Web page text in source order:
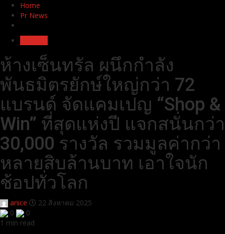
Home
Pr News
ห้างเซ็นทรัล ผนึกกำลัง
พันธมิตรยักษ์ใหญ่กว่า 72
แบรนด์ จัดแคมเปญ “Shop &
Win” ที่สุดแห่งปี แจกสนั่นกว่า
30,000 รางวัล รวมมูลค่ากว่า
หลายสิบล้านบาท เอาใจนัก
ช้อปทั่วโลก
anice
22 สิงหาคม 2025
0
0
1 min read